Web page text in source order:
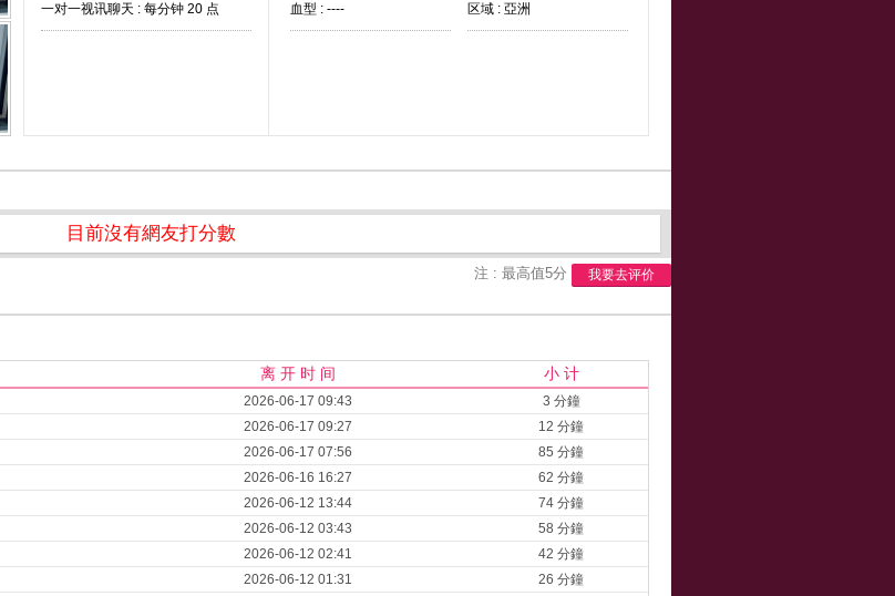
一对一视讯聊天 : 每分钟 20 点 血型 : ---- 区域 : 亞洲
目前沒有網友打分數
注 : 最高值5分 我要去评价
离 开 时 间 小 计
2026-06-17 09:43
3 分鐘
2026-06-17 09:27
12 分鐘
2026-06-17 07:56
85 分鐘
2026-06-16 16:27
62 分鐘
2026-06-12 13:44
74 分鐘
2026-06-12 03:43
58 分鐘
2026-06-12 02:41
42 分鐘
2026-06-12 01:31
26 分鐘